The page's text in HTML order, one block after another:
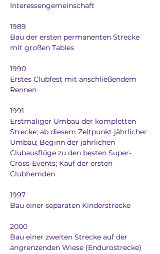
Interessengemeinschaft
1989
Bau der ersten permanenten Strecke
mit großen Tables
1990
Erstes Clubfest mit anschließendem
Rennen
1991
Erstmaliger Umbau der kompletten
Strecke; ab diesem Zeitpunkt jährlicher
Umbau; Beginn der jährlichen
Clubausflüge zu den besten Super-
Cross-Events; Kauf der ersten
Clubhemden
1997
Bau einer separaten Kinderstrecke
2000
Bau einer zweiten Strecke auf der
angrenzenden Wiese (Endurostrecke)